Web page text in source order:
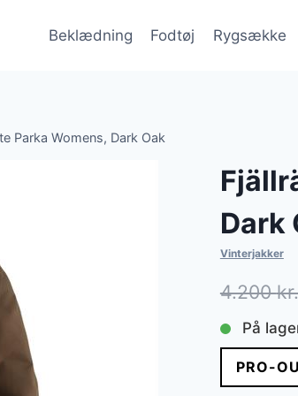
Beklædning Fodtøj Rygsække
Parka Womens, Dark Oak
Dark
Vinterjakker
4.200kr.
På
PRO-